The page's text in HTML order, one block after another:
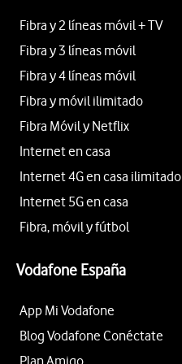
Fibra y 2 líneas móvil + TV
Fibra y 3 líneas móvil
Fibra y 4 líneas móvil
Fibra y móvil ilimitado
Fibra Móvil y Netflix
Internet en casa
Internet 4G en casa ilimitado
Internet 5G en casa
Fibra, móvil y fútbol
Vodafone España
App Mi Vodafone
Blog Vodafone Conéctate
Plan Amigo